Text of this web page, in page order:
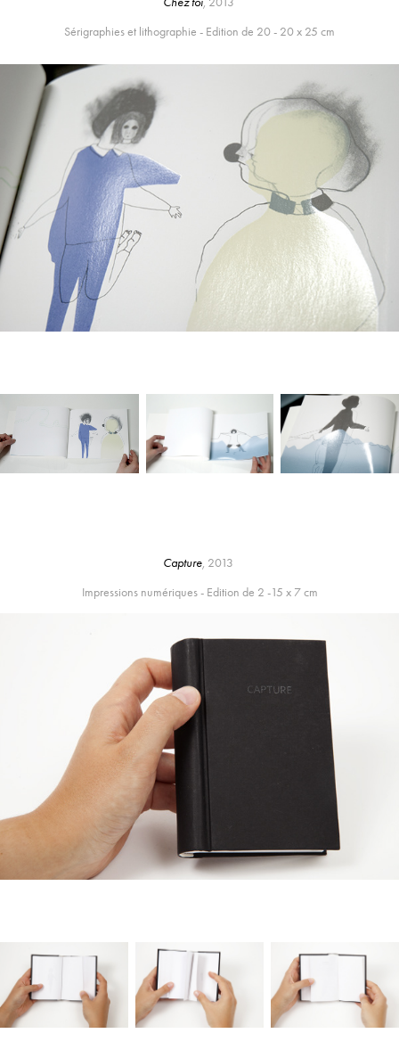
Sérigraphies et lithographie - Edition de 20 - 20 x 25 cm
Capture, 2013
Impressions numériques - Edition de 2 -15 x 7 cm